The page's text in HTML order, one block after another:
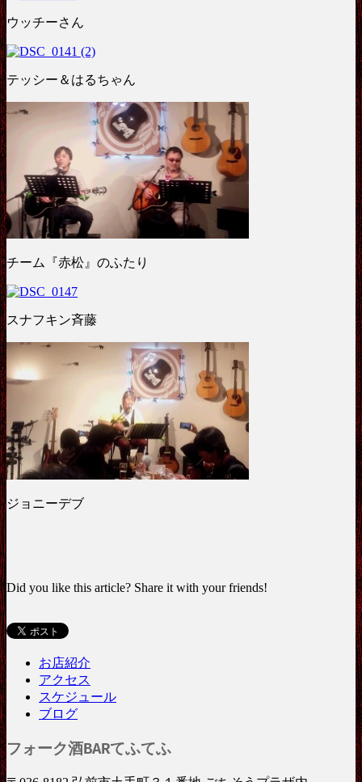
ウッチーさん
テッシー＆はるちゃん
チーム『赤松』のふたり
スナフキン斉藤
ジョニーデブ
Did you like this article? Share it with your friends!
お店紹介
アクセス
スケジュール
ブログ
フォーク酒BARてふてふ